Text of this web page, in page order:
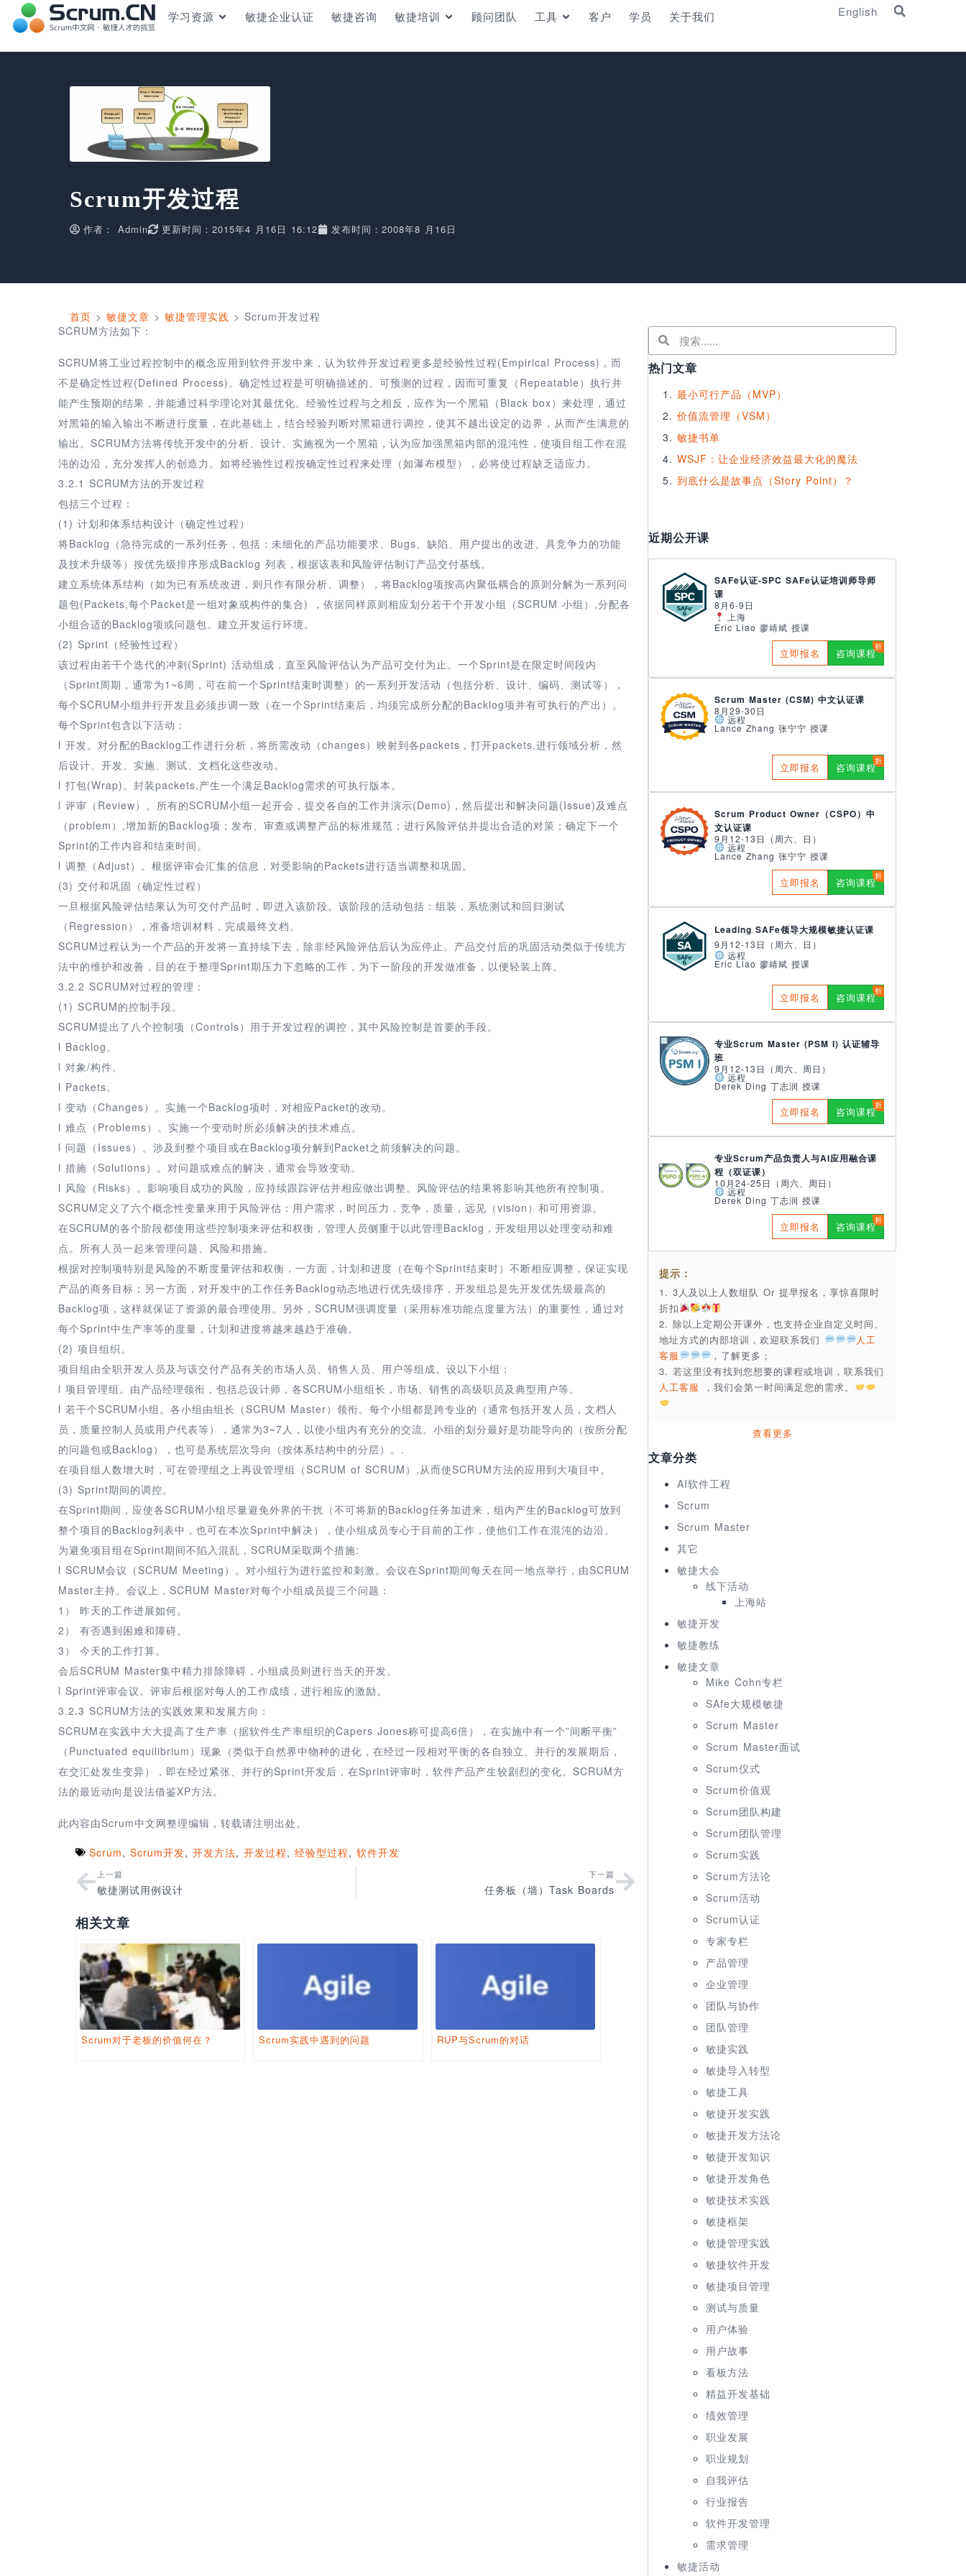
学习资源 敏捷企业认证 敏捷咨询 敏捷培训 顾问团队 工具 客户 学员 关于我们 English
Scrum开发过程
作者： Admin 更新时间：2015年4 月16日 16:12 发布时间：2008年8 月16日
首页 > 敏捷文章 > 敏捷管理实践 > Scrum开发过程
SCRUM方法如下：
SCRUM将工业过程控制中的概念应用到软件开发中来，认为软件开发过程更多是经验性过程(Empirical Process)，而
不是确定性过程(Defined Process)。确定性过程是可明确描述的、可预测的过程，因而可重复（Repeatable）执行并
能产生预期的结果，并能通过科学理论对其最优化。经验性过程与之相反，应作为一个黑箱（Black box）来处理，通过
对黑箱的输入输出不断进行度量，在此基础上，结合经验判断对黑箱进行调控，使其不越出设定的边界，从而产生满意的
输出。SCRUM方法将传统开发中的分析、设计、实施视为一个黑箱，认为应加强黑箱内部的混沌性，使项目组工作在混
沌的边沿，充分发挥人的创造力。如将经验性过程按确定性过程来处理（如瀑布模型），必将使过程缺乏适应力。
3.2.1 SCRUM方法的开发过程
包括三个过程：
(1) 计划和体系结构设计（确定性过程）
将Backlog（急待完成的一系列任务，包括：未细化的产品功能要求、Bugs、缺陷、用户提出的改进、具竞争力的功能
及技术升级等）按优先级排序形成Backlog 列表，根据该表和风险评估制订产品交付基线。
建立系统体系结构（如为已有系统改进，则只作有限分析、调整），将Backlog项按高内聚低耦合的原则分解为一系列问
题包(Packets,每个Packet是一组对象或构件的集合) ，依据同样原则相应划分若干个开发小组（SCRUM 小组）,分配各
小组合适的Backlog项或问题包。建立开发运行环境。
(2) Sprint（经验性过程）
该过程由若干个迭代的冲刺(Sprint) 活动组成，直至风险评估认为产品可交付为止。一个Sprint是在限定时间段内
（Sprint周期，通常为1~6周，可在前一个Sprint结束时调整）的一系列开发活动（包括分析、设计、编码、测试等），
每个SCRUM小组并行开发且必须步调一致（在一个Sprint结束后，均须完成所分配的Backlog项并有可执行的产出）。
每个Sprint包含以下活动：
l 开发。对分配的Backlog工作进行分析，将所需改动（changes）映射到各packets，打开packets,进行领域分析，然
后设计、开发、实施、测试、文档化这些改动。
l 打包(Wrap)。封装packets,产生一个满足Backlog需求的可执行版本。
l 评审（Review）。所有的SCRUM小组一起开会，提交各自的工作并演示(Demo)，然后提出和解决问题(Issue)及难点
（problem）,增加新的Backlog项；发布、审查或调整产品的标准规范；进行风险评估并提出合适的对策；确定下一个
Sprint的工作内容和结束时间。
l 调整（Adjust）。根据评审会汇集的信息，对受影响的Packets进行适当调整和巩固。
(3) 交付和巩固（确定性过程）
一旦根据风险评估结果认为可交付产品时，即进入该阶段。该阶段的活动包括：组装，系统测试和回归测试
（Regression），准备培训材料，完成最终文档。
SCRUM过程认为一个产品的开发将一直持续下去，除非经风险评估后认为应停止。产品交付后的巩固活动类似于传统方
法中的维护和改善，目的在于整理Sprint期压力下忽略的工作，为下一阶段的开发做准备，以便轻装上阵。
3.2.2 SCRUM对过程的管理：
(1) SCRUM的控制手段。
SCRUM提出了八个控制项（Controls）用于开发过程的调控，其中风险控制是首要的手段。
l Backlog。
l 对象/构件。
l Packets。
l 变动（Changes）。实施一个Backlog项时，对相应Packet的改动。
l 难点（Problems）。实施一个变动时所必须解决的技术难点。
l 问题（Issues）。涉及到整个项目或在Backlog项分解到Packet之前须解决的问题。
l 措施（Solutions）。对问题或难点的解决，通常会导致变动。
l 风险（Risks）。影响项目成功的风险，应持续跟踪评估并相应做出调整。风险评估的结果将影响其他所有控制项。
SCRUM定义了六个概念性变量来用于风险评估：用户需求，时间压力，竞争，质量，远见（vision）和可用资源。
在SCRUM的各个阶段都使用这些控制项来评估和权衡，管理人员侧重于以此管理Backlog，开发组用以处理变动和难
点。所有人员一起来管理问题、风险和措施。
根据对控制项特别是风险的不断度量评估和权衡，一方面，计划和进度（在每个Sprint结束时）不断相应调整，保证实现
产品的商务目标；另一方面，对开发中的工作任务Backlog动态地进行优先级排序，开发组总是先开发优先级最高的
Backlog项，这样就保证了资源的最合理使用。另外，SCRUM强调度量（采用标准功能点度量方法）的重要性，通过对
每个Sprint中生产率等的度量，计划和进度将越来越趋于准确。
(2) 项目组织。
项目组由全职开发人员及与该交付产品有关的市场人员、销售人员、用户等组成。设以下小组：
l 项目管理组。由产品经理领衔，包括总设计师，各SCRUM小组组长，市场、销售的高级职员及典型用户等。
l 若干个SCRUM小组。各小组由组长（SCRUM Master）领衔。每个小组都是跨专业的（通常包括开发人员，文档人
员，质量控制人员或用户代表等），通常为3~7人，以使小组内有充分的交流。小组的划分最好是功能导向的（按所分配
的问题包或Backlog），也可是系统层次导向（按体系结构中的分层）。.
在项目组人数增大时，可在管理组之上再设管理组（SCRUM of SCRUM）,从而使SCRUM方法的应用到大项目中。
(3) Sprint期间的调控。
在Sprint期间，应使各SCRUM小组尽量避免外界的干扰（不可将新的Backlog任务加进来，组内产生的Backlog可放到
整个项目的Backlog列表中，也可在本次Sprint中解决），使小组成员专心于目前的工作，使他们工作在混沌的边沿。
为避免项目组在Sprint期间不陷入混乱，SCRUM采取两个措施:
l SCRUM会议（SCRUM Meeting）。对小组行为进行监控和刺激。会议在Sprint期间每天在同一地点举行，由SCRUM
Master主持。会议上，SCRUM Master对每个小组成员提三个问题：
1） 昨天的工作进展如何。
2） 有否遇到困难和障碍。
3） 今天的工作打算。
会后SCRUM Master集中精力排除障碍，小组成员则进行当天的开发。
l Sprint评审会议。评审后根据对每人的工作成绩，进行相应的激励。
3.2.3 SCRUM方法的实践效果和发展方向：
SCRUM在实践中大大提高了生产率（据软件生产率组织的Capers Jones称可提高6倍），在实施中有一个”间断平衡”
（Punctuated equilibrium）现象（类似于自然界中物种的进化，在经过一段相对平衡的各自独立、并行的发展期后，
在交汇处发生变异），即在经过紧张、并行的Sprint开发后，在Sprint评审时，软件产品产生较剧烈的变化。SCRUM方
法的最近动向是设法借鉴XP方法。
此内容由Scrum中文网整理编辑，转载请注明出处。
Scrum, Scrum开发, 开发方法, 开发过程, 经验型过程, 软件开发
上一篇
敏捷测试用例设计
下一篇
任务板（墙）Task Boards
相关文章
Scrum对于老板的价值何在？ Scrum实践中遇到的问题 RUP与Scrum的对话
热门文章
最小可行产品（MVP）
价值流管理（VSM）
敏捷书单
WSJF：让企业经济效益最大化的魔法
到底什么是故事点（Story Point）？
近期公开课
SAFe认证-SPC SAFe认证培训师导师
课
8月6-9日
上海
Eric Liao 廖靖斌 授课
立即报名 咨询课程
Scrum Master (CSM) 中文认证课
8月29-30日
远程
Lance Zhang 张宁宁 授课
立即报名 咨询课程
Scrum Product Owner（CSPO）中
文认证课
9月12-13日（周六、日）
远程
Lance Zhang 张宁宁 授课
立即报名 咨询课程
Leading SAFe领导大规模敏捷认证课
9月12-13日（周六、日）
远程
Eric Liao 廖靖斌 授课
立即报名 咨询课程
专业Scrum Master (PSM I) 认证辅导
班
9月12-13日（周六、周日）
远程
Derek Ding 丁志润 授课
立即报名 咨询课程
专业Scrum产品负责人与AI应用融合课
程（双证课）
10月24-25日（周六、周日）
远程
Derek Ding 丁志润 授课
立即报名 咨询课程
提示：
1. 3人及以上人数组队 Or 提早报名，享惊喜限时
折扣
2. 除以上定期公开课外，也支持企业自定义时间、
地址方式的内部培训，欢迎联系我们
人工
客服
，了解更多；
3. 若这里没有找到您想要的课程或培训，联系我们
人工客服
，我们会第一时间满足您的需求。
查看更多
文章分类
AI软件工程
Scrum
Scrum Master
其它
敏捷大会
线下活动
上海站
敏捷开发
敏捷教练
敏捷文章
Mike Cohn专栏
SAfe大规模敏捷
Scrum Master
Scrum Master面试
Scrum仪式
Scrum价值观
Scrum团队构建
Scrum团队管理
Scrum实践
Scrum方法论
Scrum活动
Scrum认证
专家专栏
产品管理
企业管理
团队与协作
团队管理
敏捷实践
敏捷导入转型
敏捷工具
敏捷开发实践
敏捷开发方法论
敏捷开发知识
敏捷开发角色
敏捷技术实践
敏捷框架
敏捷管理实践
敏捷软件开发
敏捷项目管理
测试与质量
用户体验
用户故事
看板方法
精益开发基础
绩效管理
职业发展
职业规划
自我评估
行业报告
软件开发管理
需求管理
敏捷活动